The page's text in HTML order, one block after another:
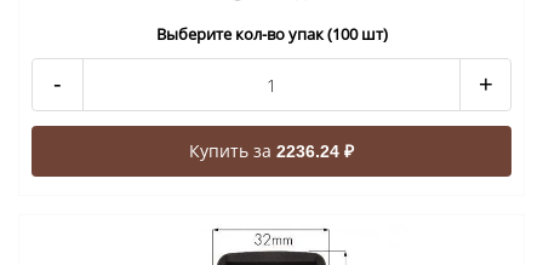
Выберите кол-во упак (100 шт)
- +
Купить за 2236.24 ₽